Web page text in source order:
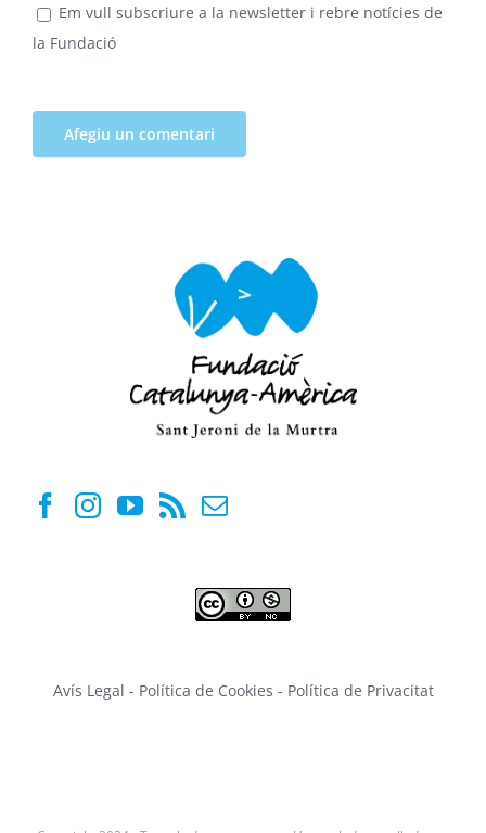
Em vull subscriure a la newsletter i rebre notícies de
la Fundació
Avís Legal - Política de Cookies - Política de Privacitat